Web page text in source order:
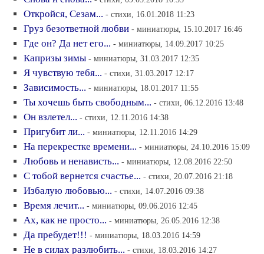
Откройся, Сезам... - стихи, 16.01.2018 11:23
Груз безответной любви - миниатюры, 15.10.2017 16:46
Где он? Да нет его... - миниатюры, 14.09.2017 10:25
Капризы зимы - миниатюры, 31.03.2017 12:35
Я чувствую тебя... - стихи, 31.03.2017 12:17
Зависимость... - миниатюры, 18.01.2017 11:55
Ты хочешь быть свободным... - стихи, 06.12.2016 13:48
Он взлетел... - стихи, 12.11.2016 14:38
Пригубит ли... - миниатюры, 12.11.2016 14:29
На перекрестке времени... - миниатюры, 24.10.2016 15:09
Любовь и ненависть... - миниатюры, 12.08.2016 22:50
С тобой вернется счастье... - стихи, 20.07.2016 21:18
Избалую любовью... - стихи, 14.07.2016 09:38
Время лечит... - миниатюры, 09.06.2016 12:45
Ах, как не просто... - миниатюры, 26.05.2016 12:38
Да пребудет!!! - миниатюры, 18.03.2016 14:59
Не в силах разлюбить... - стихи, 18.03.2016 14:27